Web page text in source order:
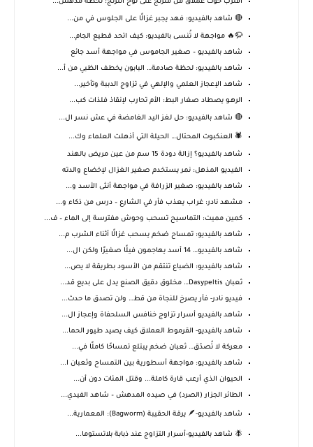
🔴 شاهد بالفيديو: فهد يجبر غزالًا على الجلوس في من...
🦬🔥 مواجهة لا تُنسى بالفيديو: كيف اتحد قطيع الجام...
شاهد بالفيديو – صغير الجاموس في مواجهة أسد جائع
شاهد بالفيديو: لحظة صادمة… البابون يخطف الظبي من أ...
شاهد الإعجاز العلمي والإلهي في تزاوج الدببة وتأخير...
الرهـو يصطاد صغار البط: الأم تحارب لإنقاذ فلذات كب...
🔴 شاهد بالفيديو: حل لغز اليد الغامضة في عش نسر ال...
🕷️ العنكبوت المحتال… الحيلة التي أذهلت العلماء وك...
شاهد بالفيديو؟ إزالة دودة 15 سم من عين مريض بالهند
الفيديو المذهل: نمر يستخدم صغير الغزال لإخضاع والدته
شاهد بالفيديو: صغير الزرافة في مواجهة أنثى الأسد و...
مشهد نادر: غراب يعذب فأر في الشارع – درس من ذكاء و...
كمين مميت: التماسيح تسحب وحوش مفترسة إلى الماء – ف...
شاهد بالفيديو: تمساح ضخم يسحب غزالًا أثناء الشرب م...
شاهد بالفيديو… 14 أسد يهاجمون فيلًا صغيرًا ولكن ال...
شاهد بالفيديو: الضباع تنتقم من الأسود بطريقة لا يص...
ثعبان Dasypeltis… مخلوق دقيق الصنع يدل على بديع قد...
فيديو نادر- فأر يصرخ للنجاة من قط… ولن تصدق ما حدث...
شاهد بالفيديو أسرار تزاوج خنافس السلحفاة وإعجاز ال...
شاهد بالفيديو- القرموط العملاق كيف يصيد طيور الحما...
معركة لا تُصدّق… ثعبان ضخم يبتلع تمساحًا كاملًا في...
شاهد بالفيديو: مواجهة أسطورية بين التمساح وثعبان ا...
الحيوان الذي أرعب قارة كاملة... وقتل المئات دون أن...
الطائر الجزار (الصرد) في صيده المدهش – شاهد الفيدي...
شاهد بالفيديو-🪶 يرقة الحقيبة (Bagworm): المعمارية...
🪰 شاهد بالفيديو-أسرار التزاوج عند ذبابة بلاتستوما...